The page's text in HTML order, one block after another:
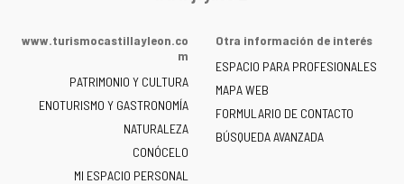
la
de
Castilla
y
León
-
www.turismocastillayleon.co
m
PATRIMONIO Y CULTURA
ENOTURISMO Y GASTRONOMÍA
NATURALEZA
CONÓCELO
MI ESPACIO PERSONAL
Otra información de interés
ESPACIO PARA PROFESIONALES
MAPA WEB
FORMULARIO DE CONTACTO
BÚSQUEDA AVANZADA